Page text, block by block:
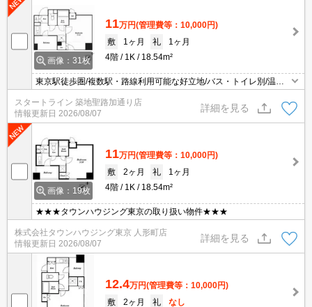
画像：31枚
11万円(管理費等：10,000円)
敷
1ヶ月 礼
1ヶ月
4階
1K 18.54m²
東京駅徒歩圏/複数駅・路線利用可能な好立地/バス・トイレ別/温水
スタートライン 築地聖路加通り店
情報更新日 2026/08/07
詳細を見る
画像：19枚
11万円(管理費等：10,000円)
敷
2ヶ月 礼
1ヶ月
4階
1K 18.54m²
★★★タウンハウジング東京の取り扱い物件★★★
株式会社タウンハウジング東京 人形町店
情報更新日 2026/08/07
詳細を見る
12.4万円(管理費等：10,000円)
敷
2ヶ月 礼
なし